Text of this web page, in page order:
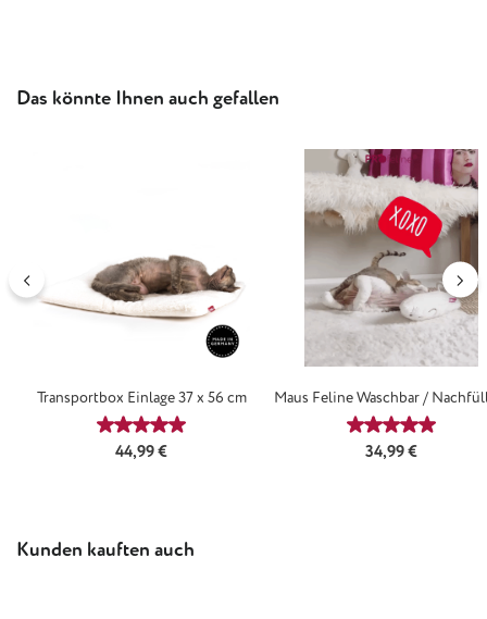
Produktgalerie überspringen
Das könnte Ihnen auch gefallen
Transportbox Einlage 37 x 56 cm
Durchschnittliche Bewertung von 5 von 5 Sternen
Regulärer Preis:
44,99 €
Maus Feline Waschbar /
Regulärer Preis:
34,99 €
Produktgalerie überspringen
Kunden kauften auch